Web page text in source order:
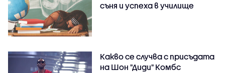
съня и успеха в училище
Какво се случва с присъдата
на Шон "Диди" Комбс